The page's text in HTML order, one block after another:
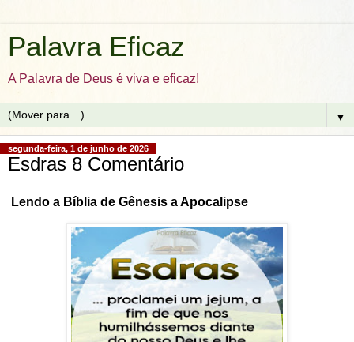
Palavra Eficaz
A Palavra de Deus é viva e eficaz!
▼
segunda-feira, 1 de junho de 2026
Esdras 8 Comentário
Lendo a Bíblia de Gênesis a Apocalipse